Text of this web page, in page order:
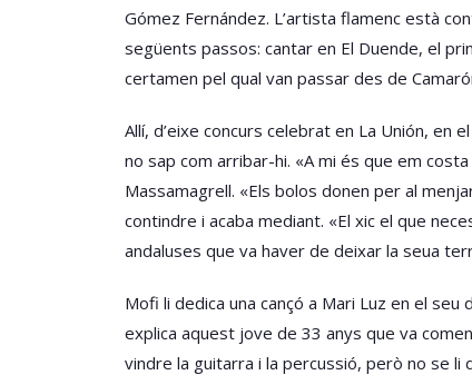
Gómez Fernández. L’artista flamenc està
següents passos: cantar en El Duende, el
certamen pel qual van passar des de
Allí, d’eixe concurs celebrat en La Unión, en
no sap com arribar-hi. «A mi és que em
Massamagrell. «Els bolos donen per al
contindre i acaba mediant. «El xic el que
andaluses que va haver de deixar la seua
Mofi li dedica una cançó a Mari Luz en el
explica aquest jove de 33 anys que va
vindre la guitarra i la percussió, però no se li